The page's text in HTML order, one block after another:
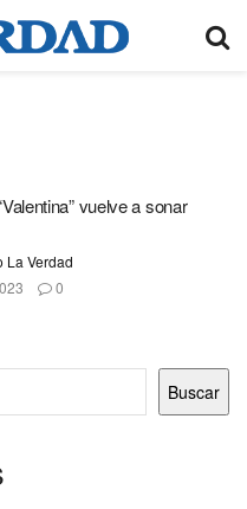
vuelve a sonar
La Verdad
0
Buscar